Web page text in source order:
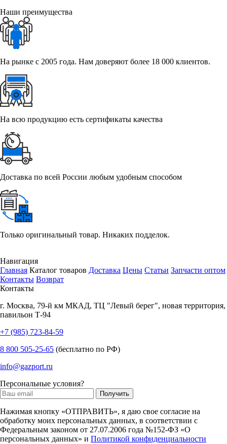
Наши преимущества
На рынке с 2005 года. Нам доверяют более 18 000 клиентов.
На всю продукцию есть сертификаты качества
Доставка по всей России любым удобным способом
Только оригинальный товар. Никаких подделок.
Навигация
Главная Каталог товаров Доставка Цены Статьи Запчасти оптом
Контакты Возврат
Контакты
г. Москва, 79-й км МКАД, ТЦ "Левый берег", новая территория,
павильон Т-94
+7 (985) 723-84-59
8 800 505-25-65 (бесплатно по РФ)
info@gazport.ru
Персональные условия?
Нажимая кнопку «ОТПРАВИТЬ», я даю свое согласие на
обработку моих персональных данных, в соответствии с
Федеральным законом от 27.07.2006 года №152-ФЗ «О
персональных данных» и Политикой конфиденциальности